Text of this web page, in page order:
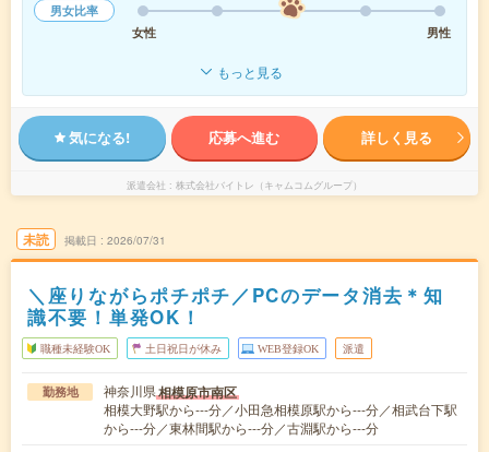
男女比率
女性
男性
もっと見る
気になる! 応募へ進む 詳しく見る
派遣会社 株式会社バイトレ（キャムコムグループ）
未読 掲載日 2026/07/31
＼座りながらポチポチ／PCのデータ消去＊知
識不要！単発OK！
職種未経験OK 土日祝日が休み WEB登録OK 派遣
勤務地 神奈川県相模原市南区
相模大野駅から---分／小田急相模原駅から---分／相武台下駅
から---分／東林間駅から---分／古淵駅から---分